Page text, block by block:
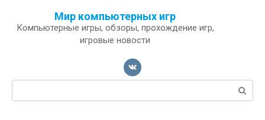
Мир компьютерных игр
Компьютерные игры, обзоры, прохождение игр,
игровые новости
Поиск: